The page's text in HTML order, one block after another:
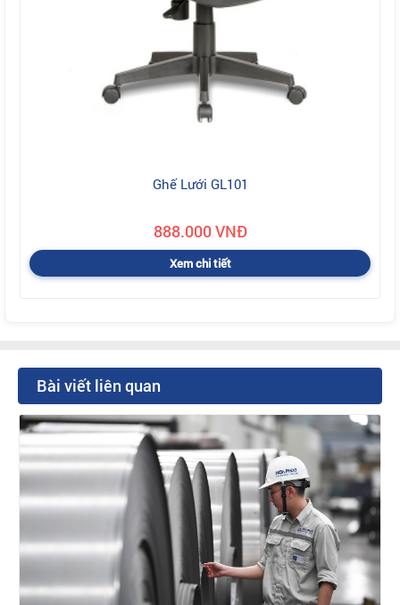
Ghế Lưới GL101
888.000 VNĐ
Xem chi tiết
Bài viết liên quan